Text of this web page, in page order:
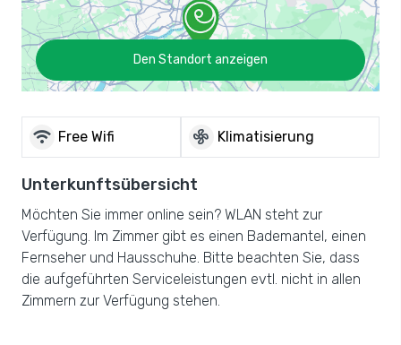
Den Standort anzeigen
wifi Free Wifi mode_fan Klimatisierung
Unterkunftsübersicht
Möchten Sie immer online sein? WLAN steht zur
Verfügung. Im Zimmer gibt es einen Bademantel, einen
Fernseher und Hausschuhe. Bitte beachten Sie, dass
die aufgeführten Serviceleistungen evtl. nicht in allen
Zimmern zur Verfügung stehen.